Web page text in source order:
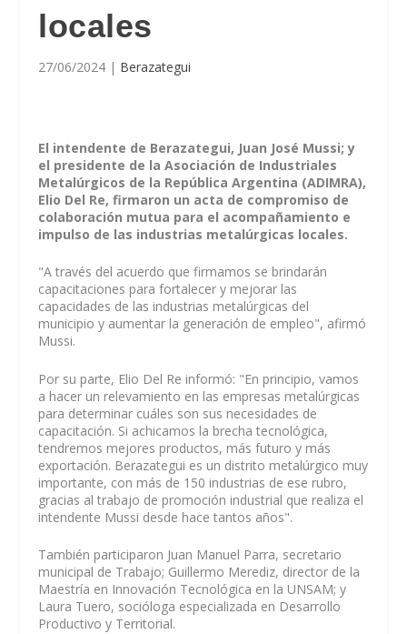
locales
27/06/2024 | Berazategui
El intendente de Berazategui, Juan José Mussi; y
el presidente de la Asociación de Industriales
Metalúrgicos de la República Argentina (ADIMRA),
Elio Del Re, firmaron un acta de compromiso de
colaboración mutua para el acompañamiento e
impulso de las industrias metalúrgicas locales.
"A través del acuerdo que firmamos se brindarán
capacitaciones para fortalecer y mejorar las
capacidades de las industrias metalúrgicas del
municipio y aumentar la generación de empleo", afirmó
Mussi.
Por su parte, Elio Del Re informó: "En principio, vamos
a hacer un relevamiento en las empresas metalúrgicas
para determinar cuáles son sus necesidades de
capacitación. Si achicamos la brecha tecnológica,
tendremos mejores productos, más futuro y más
exportación. Berazategui es un distrito metalúrgico muy
importante, con más de 150 industrias de ese rubro,
gracias al trabajo de promoción industrial que realiza el
intendente Mussi desde hace tantos años".
También participaron Juan Manuel Parra, secretario
municipal de Trabajo; Guillermo Merediz, director de la
Maestría en Innovación Tecnológica en la UNSAM; y
Laura Tuero, socióloga especializada en Desarrollo
Productivo y Territorial.